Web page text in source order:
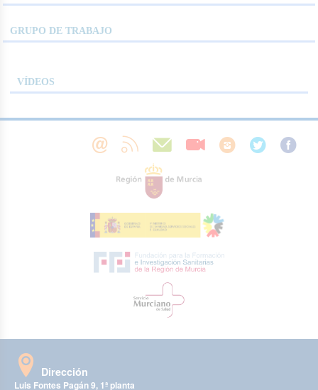
GRUPO DE TRABAJO
VÍDEOS
Dirección
Luis Fontes Pagán 9, 1ª planta